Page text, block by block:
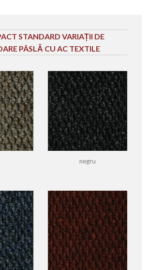
STANDARD VARIAȚII DE
PÂSLĂ CU AC TEXTILE
negru